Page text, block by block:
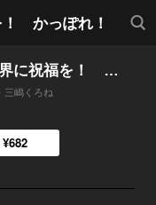
！ かっぽれ！
検索
この素晴らしい世界に祝福を！ かっぽれ！(2)
三嶋くろね
¥682